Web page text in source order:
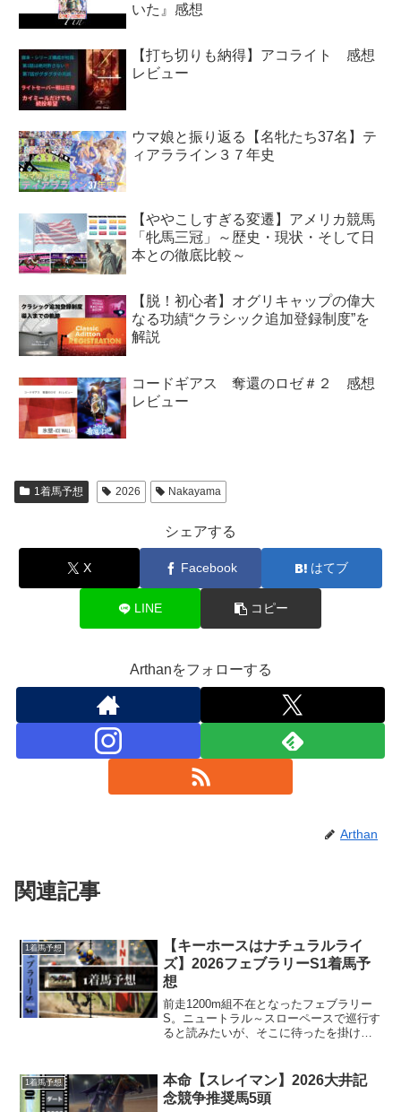
いた』感想
【打ち切りも納得】アコライト 感想
レビュー
ウマ娘と振り返る【名牝たち37名】テ
ィアラライン３７年史
【ややこしすぎる変遷】アメリカ競馬
「牝馬三冠」～歴史・現状・そして日
本との徹底比較～
【脱！初心者】オグリキャップの偉大
なる功績“クラシック追加登録制度”を
解説
コードギアス 奪還のロゼ＃２ 感想
レビュー
1着馬予想 2026 Nakayama
シェアする
X Facebook はてブ
LINE コピー
Arthanをフォローする
Arthan
関連記事
1着馬予想
【キーホースはナチュラルライ
ズ】2026フェブラリーS1着馬予
想
前走1200m組不在となったフェブラリー
S。ニュートラル～スローペースで巡行す
ると読みたいが、そこに待ったを掛ける
せた1頭がレーステンポをバグらせる？
1着馬予想
本命【スレイマン】2026大井記
念競争推奨馬5頭